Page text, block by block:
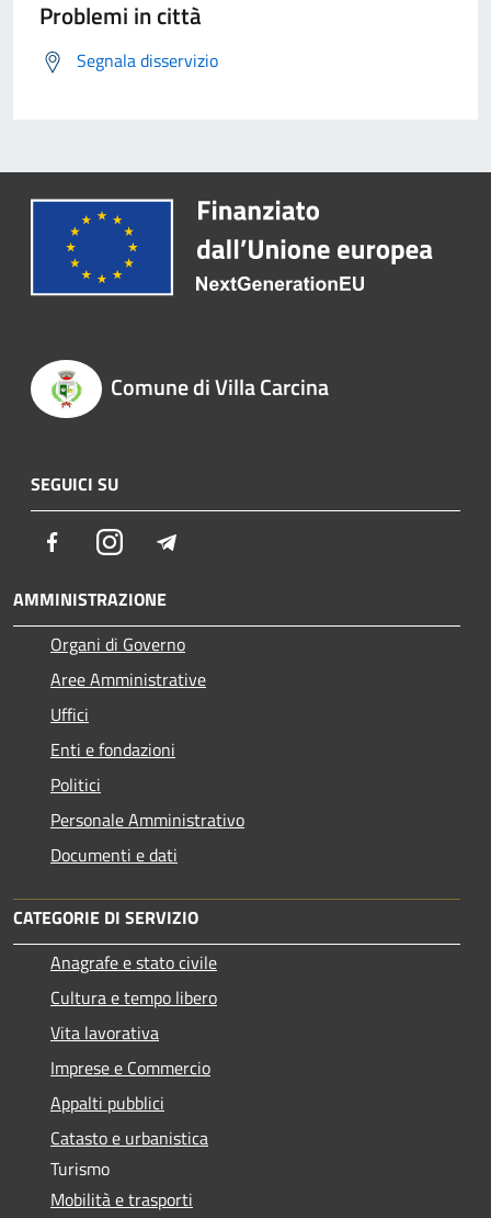
Problemi in città
Segnala disservizio
Comune di Villa Carcina
SEGUICI SU
FacebookInstagram
AMMINISTRAZIONE
Organi di Governo
Aree Amministrative
Uffici
Enti e fondazioni
Politici
Personale Amministrativo
Documenti e dati
CATEGORIE DI SERVIZIO
Anagrafe e stato civile
Cultura e tempo libero
Vita lavorativa
Imprese e Commercio
Appalti pubblici
Catasto e urbanistica
Turismo
Mobilità e trasporti